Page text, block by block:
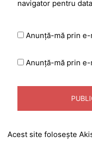
navigator pentru
Anunță-mă prin
Anunță-mă prin
Acest site folosește